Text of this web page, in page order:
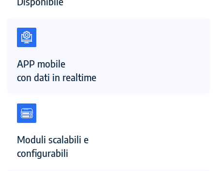
APP mobile
con dati in realtime
Moduli scalabili e
configurabili